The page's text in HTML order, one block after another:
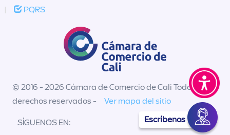
Escríbenos
| PQRS
© 2016 - 2026 Cámara de Comercio de Cali Todos los
derechos reservados -
Ver mapa del sitio
SÍGUENOS EN: